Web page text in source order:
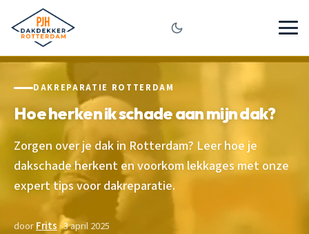
DAKREPARATIE ROTTERDAM
Hoe herken ik schade aan mijn dak?
Zorgen over je dak in Rotterdam? Leer hoe je
dakschade herkent en voorkom lekkages met onze
expert tips voor dakreparatie.
doorFrits· 3 april 2025